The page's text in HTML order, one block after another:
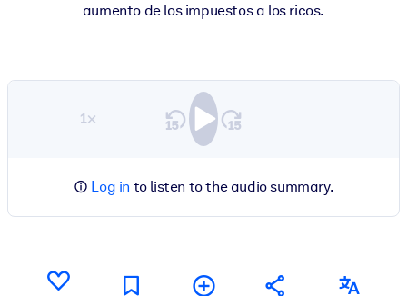
aumento de los impuestos a los ricos.
1×
Log in to listen to the audio summary.